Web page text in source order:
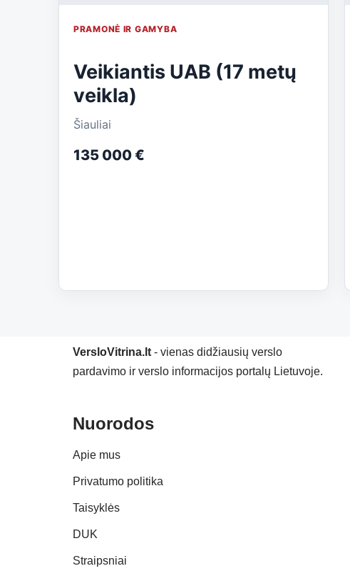
PRAMONĖ IR GAMYBA
Veikiantis UAB (17 metų
veikla)
Šiauliai
135 000 €
VersloVitrina.lt - vienas didžiausių verslo
pardavimo ir verslo informacijos portalų Lietuvoje.
Nuorodos
Apie mus
Privatumo politika
Taisyklės
DUK
Straipsniai